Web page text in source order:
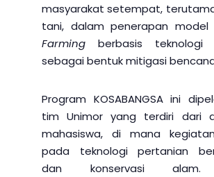
masyarakat setempat,
tani, dalam penerapan
Farmingberbasis teknologi
sebagai bentuk mitigasi
Program KOSABANGSA ini
tim Unimor yang terdiri dari
mahasiswa, di mana
pada teknologi pertanian
dan konservasi alam.